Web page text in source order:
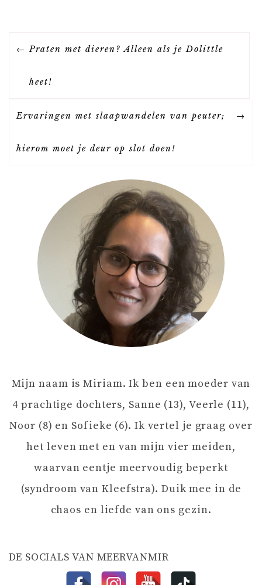
B
R
G
A
Praten met dieren? Alleen als je Dolittle
heet!
Ervaringen met slaapwandelen van peuter;
hierom moet je deur op slot doen!
Mijn naam is Miriam. Ik ben een moeder van
4 prachtige dochters, Sanne (13), Veerle (11),
Noor (8) en Sofieke (6). Ik vertel je graag over
het leven met en van mijn vier meiden,
waarvan eentje meervoudig beperkt
(syndroom van Kleefstra). Duik mee in de
chaos en liefde van ons gezin.
DE SOCIALS VAN MEERVANMIR